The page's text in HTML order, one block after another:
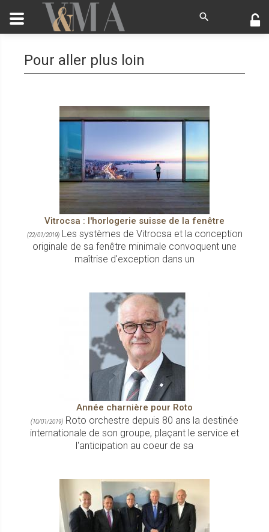
Pour aller plus loin
Vitrocsa : l'horlogerie suisse de la fenêtre
(22/01/2019)Les systèmes de Vitrocsa et la conception
originale de sa fenêtre minimale convoquent une
maîtrise d'exception dans un
Année charnière pour Roto
(10/01/2019) Roto orchestre depuis 80 ans la destinée
internationale de son groupe, plaçant le service et
l'anticipation au coeur de sa